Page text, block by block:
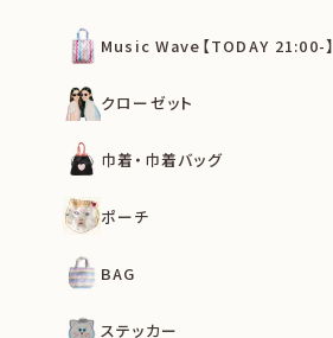
Music Wave【TODAY 21:00-】
クローゼット
巾着・巾着バッグ
ポーチ
BAG
ステッカー